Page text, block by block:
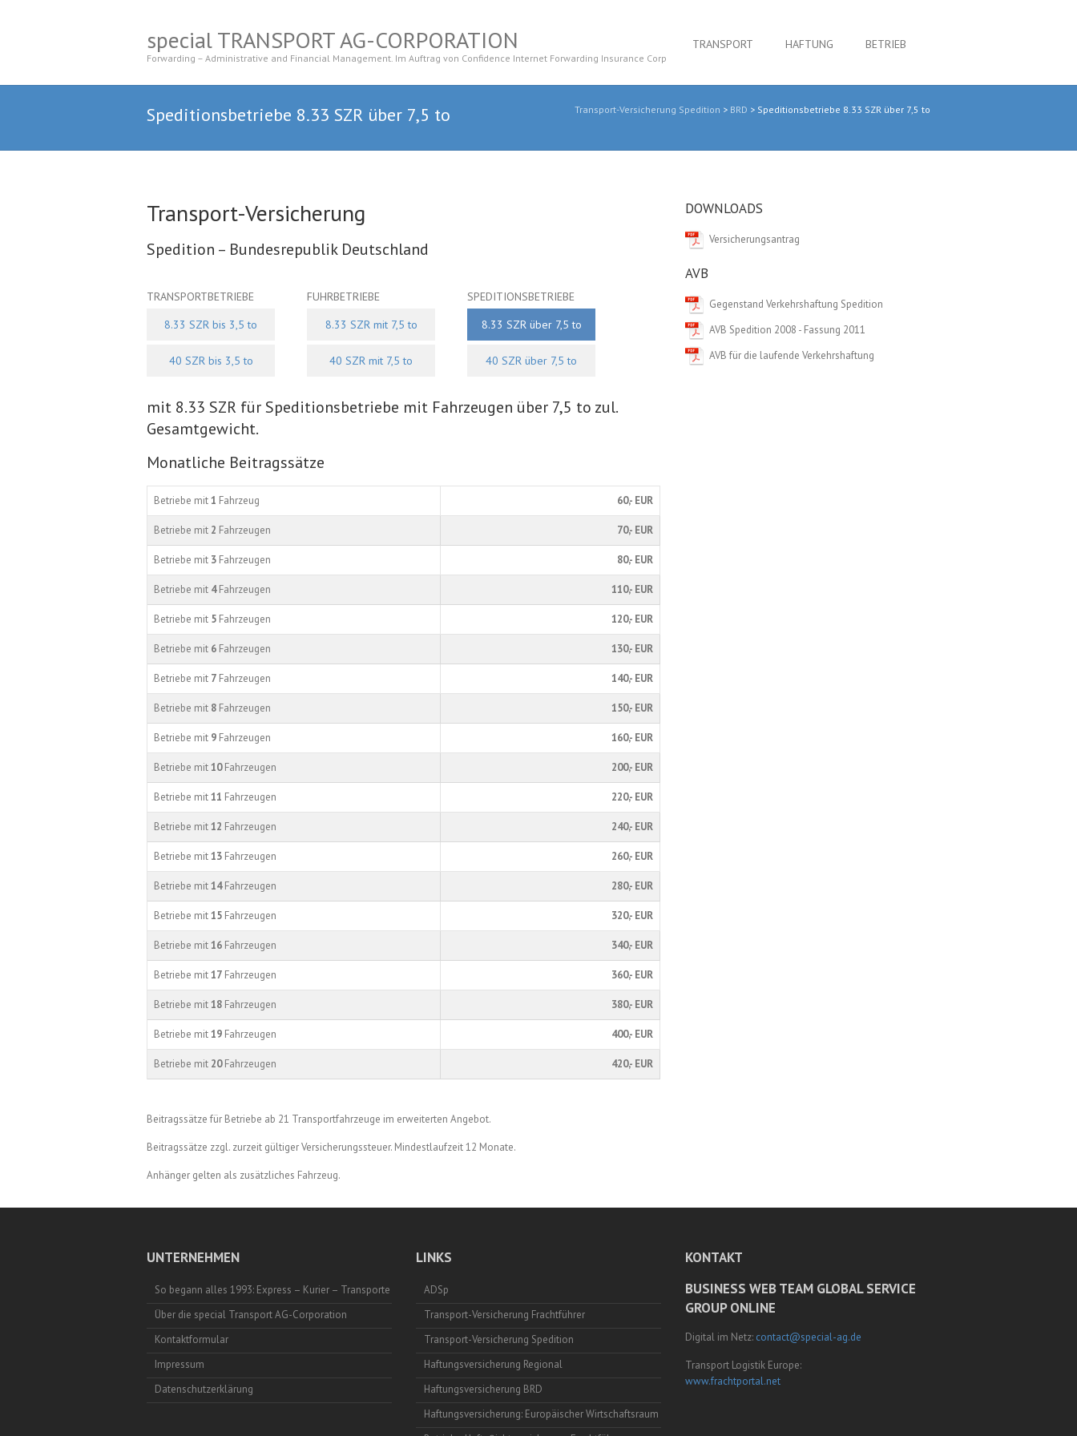
special TRANSPORT AG-CORPORATION
Forwarding – Administrative and Financial Management. Im Auftrag von Confidence Internet Forwarding Insurance Corp
TRANSPORT HAFTUNG BETRIEB
Transport-Versicherung Spedition > BRD > Speditionsbetriebe 8.33 SZR über 7,5 to
Speditionsbetriebe 8.33 SZR über 7,5 to
Transport-Versicherung
Spedition – Bundesrepublik Deutschland
TRANSPORTBETRIEBE
8.33 SZR bis 3,5 to
40 SZR bis 3,5 to
FUHRBETRIEBE
8.33 SZR mit 7,5 to
40 SZR mit 7,5 to
SPEDITIONSBETRIEBE
8.33 SZR über 7,5 to
40 SZR über 7,5 to
mit 8.33 SZR für Speditionsbetriebe mit Fahrzeugen über 7,5 to zul.
Gesamtgewicht.
Monatliche Beitragssätze
Betriebe mit1 Fahrzeug 60,- EUR
Betriebe mit 2 Fahrzeugen 70,- EUR
Betriebe mit 3 Fahrzeugen 80,- EUR
Betriebe mit 4Fahrzeugen 110,- EUR
Betriebe mit 5 Fahrzeugen 120,- EUR
Betriebe mit 6 Fahrzeugen 130,- EUR
Betriebe mit 7 Fahrzeugen 140,- EUR
Betriebe mit 8 Fahrzeugen 150,- EUR
Betriebe mit 9 Fahrzeugen 160,- EUR
Betriebe mit10Fahrzeugen 200,- EUR
Betriebe mit11 Fahrzeugen 220,- EUR
Betriebe mit12 Fahrzeugen 240,- EUR
Betriebe mit13 Fahrzeugen 260,- EUR
Betriebe mit14Fahrzeugen 280,- EUR
Betriebe mit15 Fahrzeugen 320,- EUR
Betriebe mit16 Fahrzeugen 340,- EUR
Betriebe mit17 Fahrzeugen 360,- EUR
Betriebe mit18 Fahrzeugen 380,- EUR
Betriebe mit19 Fahrzeugen 400,- EUR
Betriebe mit 20Fahrzeugen 420,- EUR
Beitragssätze für Betriebe ab 21 Transportfahrzeuge im erweiterten Angebot.
Beitragssätze zzgl. zurzeit gültiger Versicherungssteuer. Mindestlaufzeit 12 Monate.
Anhänger gelten als zusätzliches Fahrzeug.
DOWNLOADS
Versicherungsantrag
AVB
Gegenstand Verkehrshaftung Spedition
AVB Spedition 2008 - Fassung 2011
AVB für die laufende Verkehrshaftung
UNTERNEHMEN
So begann alles 1993: Express – Kurier – Transporte
Über die special Transport AG-Corporation
Kontaktformular
Impressum
Datenschutzerklärung
LINKS
ADSp
Transport-Versicherung Frachtführer
Transport-Versicherung Spedition
Haftungsversicherung Regional
Haftungsversicherung BRD
Haftungsversicherung: Europäischer Wirtschaftsraum
KONTAKT
BUSINESS WEB TEAM GLOBAL SERVICE
GROUP ONLINE
Digital im Netz: contact@special-ag.de
Transport Logistik Europe:
www.frachtportal.net